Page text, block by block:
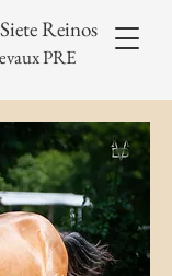
Reinos
PRE